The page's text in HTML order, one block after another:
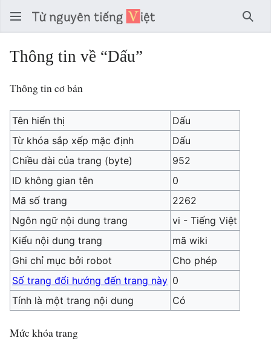
Tìm
Thông tin về “Dấu”
Thông tin cơ bản
Tên hiển thị
Dấu
Từ khóa sắp xếp mặc định
Dấu
Chiều dài của trang (byte)
952
ID không gian tên
0
Mã số trang
2262
Ngôn ngữ nội dung trang
vi - Tiếng Việt
Kiểu nội dung trang
mã wiki
Ghi chỉ mục bởi robot
Cho phép
Số trang đổi hướng đến trang này 0
Tính là một trang nội dung
Có
Mức khóa trang